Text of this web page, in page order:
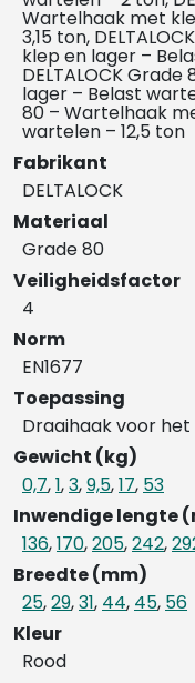
Wartelhaak met
3,15 ton,
klep en lager –
DELTALOCK
lager – Belast
80 – Wartelhaak
wartelen – 12,5 ton
Fabrikant
DELTALOCK
Materiaal
Grade 80
Veiligheidsfactor
4
Norm
EN1677
Toepassing
Draaihaak voor
Gewicht (kg)
0,7,1,3,9,5,17, 53
Inwendige lengte
136,170,205,242,
Breedte (mm)
25,29,31, 44, 45, 56
Kleur
Rood